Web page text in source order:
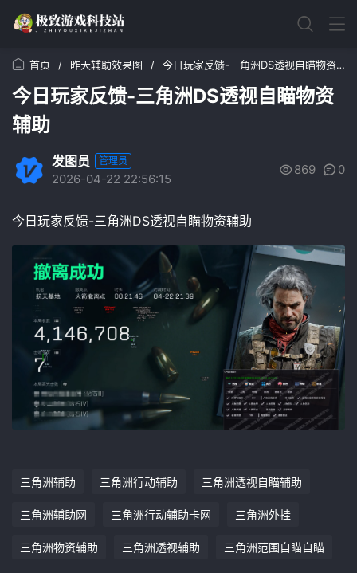
首页 / 昨天辅助效果图 / 今日玩家反馈-三角洲DS透视自瞄物资辅助
今日玩家反馈-三角洲DS透视自瞄物资
辅助
发图员 管理员
2026-04-22 22:56:15
869 0
今日玩家反馈-三角洲DS透视自瞄物资辅助
三角洲辅助 三角洲行动辅助 三角洲透视自瞄辅助
三角洲辅助网 三角洲行动辅助卡网 三角洲外挂
三角洲物资辅助 三角洲透视辅助 三角洲范围自瞄自瞄